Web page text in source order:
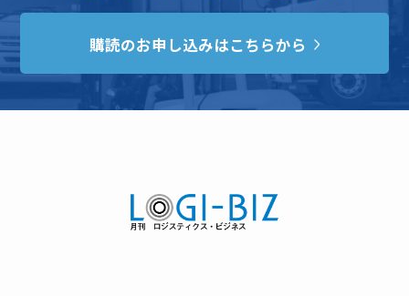
購読のお申し込みはこちらから